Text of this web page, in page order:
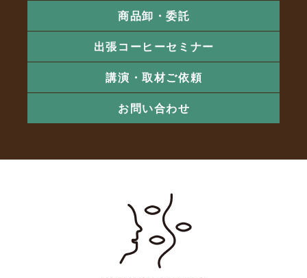
商品卸・委託
出張コーヒーセミナー
講演・取材ご依頼
お問い合わせ